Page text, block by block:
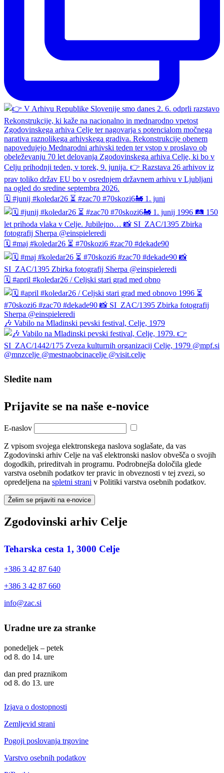
🗓️ #junij #koledar26 ⏳ #zac70 #70skozi6🚂 1. juni
🗓️ #maj #koledar26 ⏳ #70skozi6 #zac70 #dekade90
🗓️ #april #koledar26 / Celjski stari grad med obno
🎶 Vabilo na Mladinski pevski festival, Celje, 1979
Sledite nam
Prijavite se na naše e‑novice
E-naslov
Z vpisom svojega elektronskega naslova soglašate, da vas
Zgodovinski arhiv Celje na vaš elektronski naslov obvešča o svojih
dogodkih, prireditvah in programu. Podrobnejša določila glede
varstva osebnih podatkov ter pravic in obveznosti v tej zvezi, so
opredeljena na spletni strani v Politiki varstva osebnih podatkov.
Želim se prijaviti na e-novice
Zgodovinski arhiv Celje
Teharska cesta 1, 3000 Celje
+386 3 42 87 640
+386 3 42 87 660
info@zac.si
Uradne ure za stranke
ponedeljek – petek
od 8. do 14. ure
dan pred praznikom
od 8. do 13. ure
Izjava o dostopnosti
Zemljevid strani
Pogoji poslovanja trgovine
Varstvo osebnih podatkov